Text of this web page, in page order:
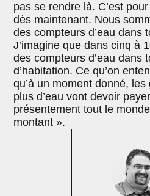
pas se rendre là. C’est
dès maintenant. Nous
des compteurs d’eau dans
J’imagine que dans cinq à
des compteurs d’eau dans
d’habitation. Ce qu’on
qu’à un moment donné,
plus d’eau vont devoir
présentement tout le
montant ».